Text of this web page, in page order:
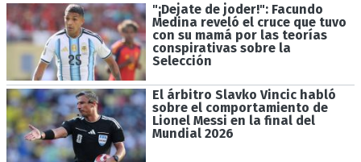
"¡Dejate de joder!": Facundo
Medina reveló el cruce que tuvo
con su mamá por las teorías
conspirativas sobre la
Selección
El árbitro Slavko Vincic habló
sobre el comportamiento de
Lionel Messi en la final del
Mundial 2026